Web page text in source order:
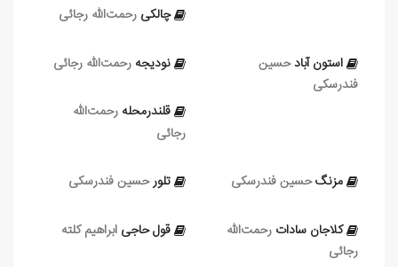
چالکی رحمت‌الله رجائی
استون‌ آباد حسین
فندرسکی
نودیجه رحمت‌الله رجائی
قلندرمحله رحمت‌الله
رجائی
مزنگحسین فندرسکی تلورحسین فندرسکی
کلاجان سادات رحمت‌الله
رجائی
قول‌ حاجی ابراهیم کلته